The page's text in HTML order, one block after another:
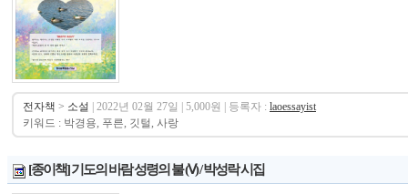
전자책 > 소설 | 2022년 02월 27일 | 5,000원 | 등록자 : laoessayist
키워드 : 박경용, 푸른, 깃털, 사랑
[종이책] 기도의 바람 성령의 불 (Ⅴ) / 박성락 시집